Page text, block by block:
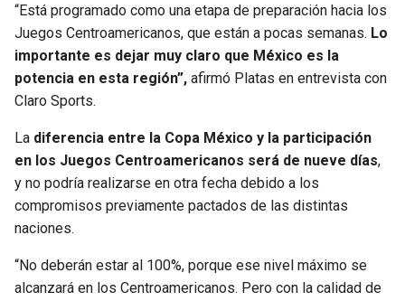
“Está programado como una etapa de preparación hacia los
Juegos Centroamericanos, que están a pocas semanas. Lo
importante es dejar muy claro que México es la
potencia en esta región”, afirmó Platas en entrevista con
Claro Sports.
La diferencia entre la Copa México y la participación
en los Juegos Centroamericanos será de nueve días,
y no podría realizarse en otra fecha debido a los
compromisos previamente pactados de las distintas
naciones.
“No deberán estar al 100%, porque ese nivel máximo se
alcanzará en los Centroamericanos. Pero con la calidad de